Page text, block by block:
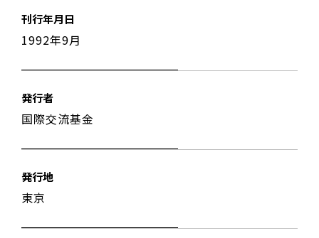
刊行年月日
1992年9月
発行者
国際交流基金
発行地
東京